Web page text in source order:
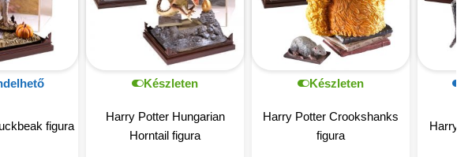
figura
Készleten
Harry Potter Hungarian
Horntail figura
Készleten
Harry Potter Crookshanks
figura
Harry